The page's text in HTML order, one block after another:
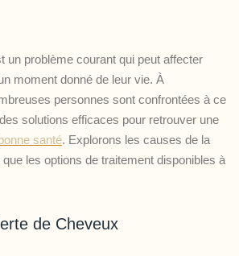
un problème courant qui peut affecter
moment donné de leur vie. À
personnes sont confrontées à ce
solutions efficaces pour retrouver une
santé. Explorons les causes de la
les options de traitement disponibles à
de Cheveux